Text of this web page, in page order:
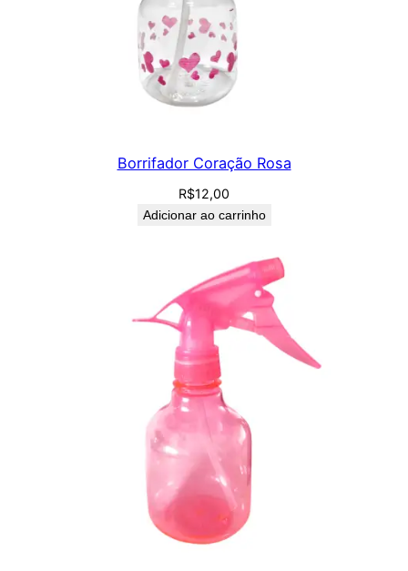
Borrifador Coração Rosa
R$12,00
Adicionar ao carrinho